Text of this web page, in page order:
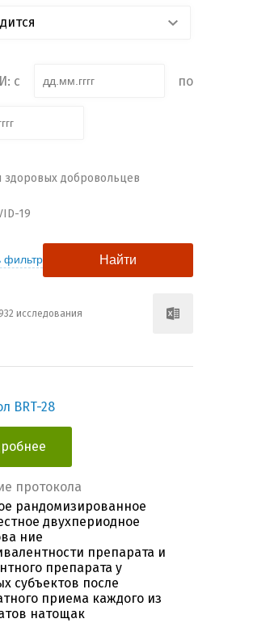
с по
здоровых добровольцев
19
исследования
BRT-28
протокола
рандомизированное
двухпериодное
ние
препарата и
препарата у
субъектов после
приема каждого из
натощак